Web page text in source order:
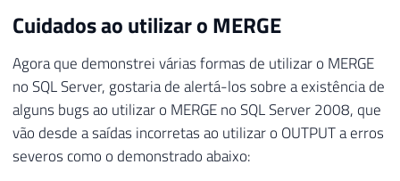
29
31
32
33
34
35
-- Registro não existe na origem, apenas
DELETE
-- Registro não existe no destino.
WHEN
NOT MATCHED BY TARGET
Cuidados ao utilizar o MERGE
Agora que demonstrei várias formas de utilizar o MERGE
no SQL Server, gostaria de alertá-los sobre a existência de
alguns bugs ao utilizar o MERGE no SQL Server 2008, que
vão desde a saídas incorretas ao utilizar o OUTPUT a erros
severos como o demonstrado abaixo: